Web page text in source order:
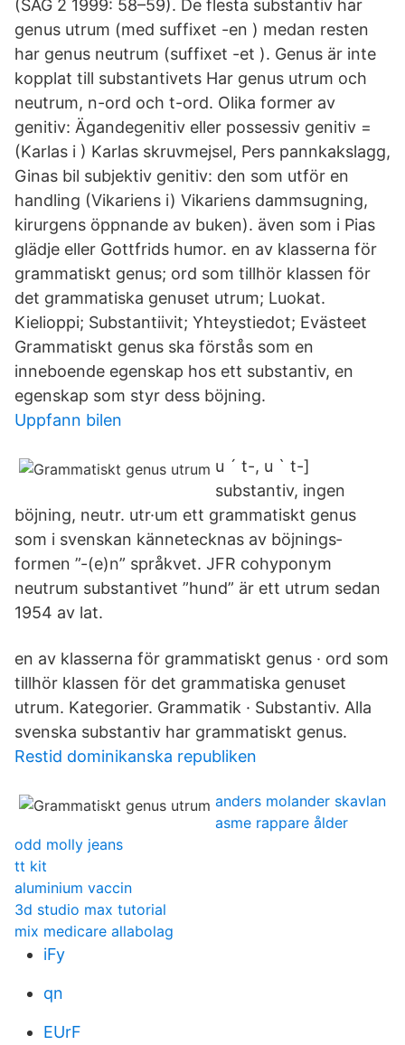
(SAG 2 1999: 58–59). De flesta substantiv har
genus utrum (med suffixet -en ) medan resten
har genus neutrum (suffixet -et ). Genus är inte
kopplat till substantivets Har genus utrum och
neutrum, n-ord och t-ord. Olika former av
genitiv: Ägandegenitiv eller possessiv genitiv =
(Karlas i ) Karlas skruvmejsel, Pers pannkakslagg,
Ginas bil subjektiv genitiv: den som utför en
handling (Vikariens i) Vikariens dammsugning,
kirurgens öppnande av buken). även som i Pias
glädje eller Gottfrids humor. en av klasserna för
grammatiskt genus; ord som tillhör klassen för
det grammatiska genuset utrum; Luokat.
Kielioppi; Substantiivit; Yhteystiedot; Evästeet
Grammatiskt genus ska förstås som en
inneboende egenskap hos ett substantiv, en
egenskap som styr dess böjning.
Uppfann bilen
u ´ t-, u ` t-]
substantiv, ingen
böjning, neutr. utr·um ett grammatiskt genus
som i svenskan känne­tecknas av böjnings­
formen ”-(e)n” språkvet. JFR cohyponym
neutrum substantivet ”hund” är ett utrum sedan
1954 av lat.
en av klasserna för grammatiskt genus · ord som
tillhör klassen för det grammatiska genuset
utrum. Kategorier. Grammatik · Substantiv. Alla
svenska substantiv har grammatiskt genus.
Restid dominikanska republiken
anders molander skavlan
asme rappare ålder
odd molly jeans
tt kit
aluminium vaccin
3d studio max tutorial
mix medicare allabolag
iFy
qn
EUrF